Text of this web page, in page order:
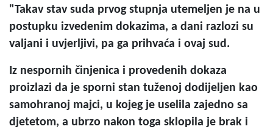
"Takav stav suda prvog stupnja utemeljen je na u
postupku izvedenim dokazima, a dani razlozi su
valjani i uvjerljivi, pa ga prihvaća i ovaj sud.
Iz nespornih činjenica i provedenih dokaza
proizlazi da je sporni stan tuženoj dodijeljen kao
samohranoj majci, u kojeg je uselila zajedno sa
djetetom, a ubrzo nakon toga sklopila je brak i